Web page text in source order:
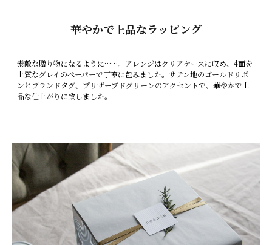
華やかで上品なラッピング
素敵な贈り物になるように……。アレンジはクリアケースに収め、4面を
上質なグレイのペーパーで丁寧に包みました。サテン地のゴールドリボ
ンとブランドタグ、プリザーブドグリーンのアクセントで、華やかで上
品な仕上がりに致しました。